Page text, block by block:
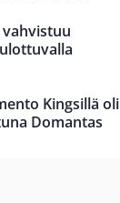
vahvistuu
Kingsillä oli
Domantas